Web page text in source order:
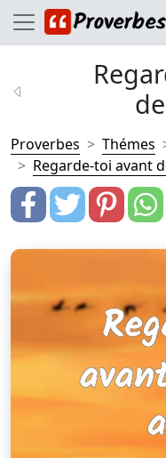
Proverbes Thémes
Regarde-toi avant